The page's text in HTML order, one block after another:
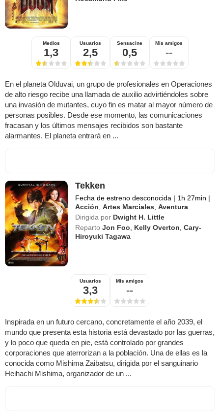
Medios
1,3
Usuarios
2,5
Sensacine
0,5
Mis amigos
--
En el planeta Olduvai, un grupo de profesionales en Operaciones
de alto riesgo recibe una llamada de auxilio advirtiéndoles sobre
una invasión de mutantes, cuyo fin es matar al mayor número de
personas posibles. Desde ese momento, las comunicaciones
fracasan y los últimos mensajes recibidos son bastante
alarmantes. El planeta entrará en ...
Tekken
Fecha de estreno desconocida | 1h 27min |
Acción,Artes Marciales,Aventura
Dirigida por Dwight H. Little
Reparto Jon Foo, Kelly Overton,Cary-
Hiroyuki Tagawa
Usuarios
3,3
Mis amigos
--
Inspirada en un futuro cercano, concretamente el año 2039, el
mundo que presenta esta historia está devastado por las guerras,
y lo poco que queda en pie, está controlado por grandes
corporaciones que aterrorizan a la población. Una de ellas es la
conocida como Mishima Zaibatsu, dirigida por el sanguinario
Heihachi Mishima, organizador de un ...